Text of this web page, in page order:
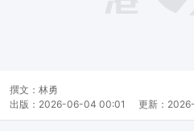
撰文： 林勇
出版： 2026-06-04 00:01 更新：